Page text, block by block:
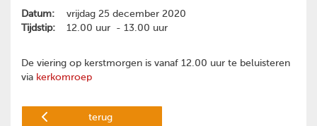
Datum:
vrijdag 25 december 2020
Tijdstip:
12.00 uur - 13.00 uur
De viering op kerstmorgen is vanaf 12.00 uur te beluisteren
via kerkomroep
terug